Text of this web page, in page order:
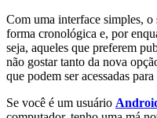
Com uma interface simples, o
forma cronológica e, por
seja, aqueles que preferem
não gostar tanto da nova
que podem ser acessadas
Se você é um usuário